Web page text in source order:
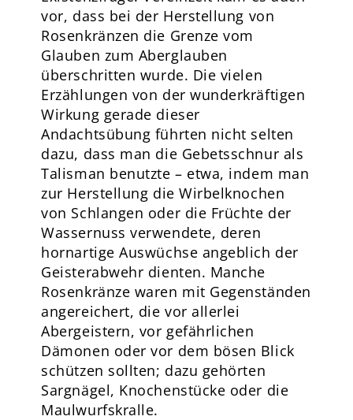
vor, dass bei der Herstellung von
Rosenkränzen die Grenze vom
Glauben zum Aberglauben
überschritten wurde. Die vielen
Erzählungen von der wunderkräftigen
Wirkung gerade dieser
Andachtsübung führten nicht selten
dazu, dass man die Gebetsschnur als
Talisman benutzte – etwa, indem man
zur Herstellung die Wirbelknochen
von Schlangen oder die Früchte der
Wassernuss verwendete, deren
hornartige Auswüchse angeblich der
Geisterabwehr dienten. Manche
Rosenkränze waren mit Gegenständen
angereichert, die vor allerlei
Abergeistern, vor gefährlichen
Dämonen oder vor dem bösen Blick
schützen sollten; dazu gehörten
Sargnägel, Knochenstücke oder die
Maulwurfskralle.